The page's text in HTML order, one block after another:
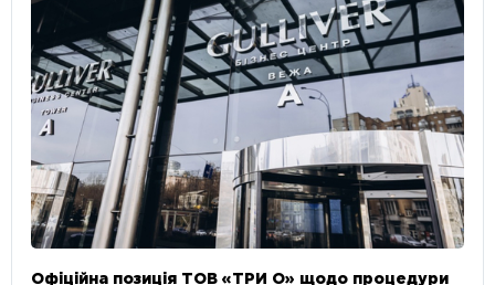
Офіційна позиція ТОВ «ТРИ О» щодо процедури